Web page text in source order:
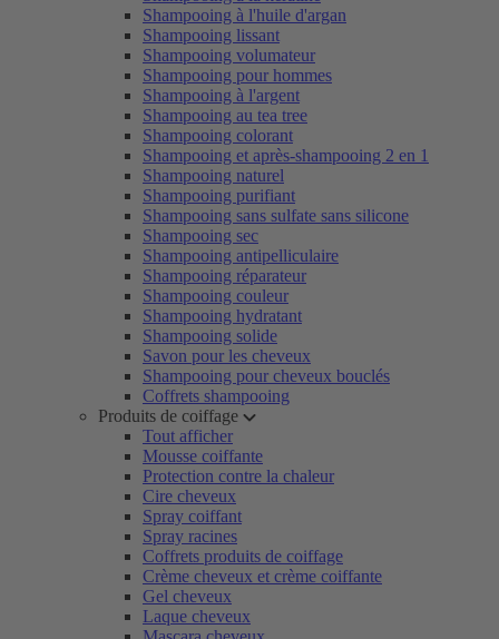
Shampooing à l'huile d'argan
Shampooing lissant
Shampooing volumateur
Shampooing pour hommes
Shampooing à l'argent
Shampooing au tea tree
Shampooing colorant
Shampooing et après-shampooing 2 en 1
Shampooing naturel
Shampooing purifiant
Shampooing sans sulfate sans silicone
Shampooing sec
Shampooing antipelliculaire
Shampooing réparateur
Shampooing couleur
Shampooing hydratant
Shampooing solide
Savon pour les cheveux
Shampooing pour cheveux bouclés
Coffrets shampooing
Produits de coiffage
Tout afficher
Mousse coiffante
Protection contre la chaleur
Cire cheveux
Spray coiffant
Spray racines
Coffrets produits de coiffage
Crème cheveux et crème coiffante
Gel cheveux
Laque cheveux